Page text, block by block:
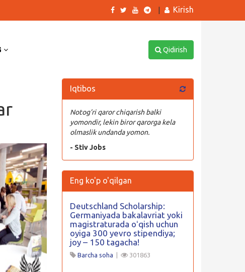
Kirish
Qidirish
Iqtibos
Notog’ri qaror chiqarish balki
yomondir, lekin biror qarorga kela
olmaslik undanda yomon.
- Stiv Jobs
Eng ko'p o'qilgan
Deutschland Scholarship:
Germaniyada bakalavriat yoki
magistraturada oʻqish uchun
oyiga 300 yevro stipendiya;
joy – 150 tagacha!
Barcha soha 301863